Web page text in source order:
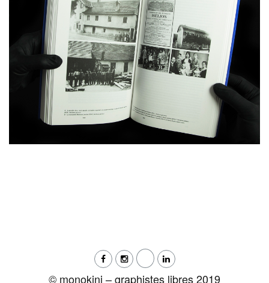
© monokini – graphistes libres 2019